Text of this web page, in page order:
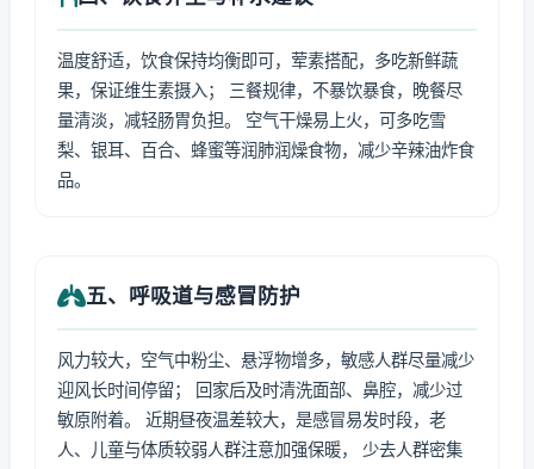
温度舒适，饮食保持均衡即可，荤素搭配，多吃新鲜蔬
果，保证维生素摄入； 三餐规律，不暴饮暴食，晚餐尽
量清淡，减轻肠胃负担。 空气干燥易上火，可多吃雪
梨、银耳、百合、蜂蜜等润肺润燥食物，减少辛辣油炸食
品。
五、呼吸道与感冒防护
风力较大，空气中粉尘、悬浮物增多，敏感人群尽量减少
迎风长时间停留； 回家后及时清洗面部、鼻腔，减少过
敏原附着。 近期昼夜温差较大，是感冒易发时段，老
人、儿童与体质较弱人群注意加强保暖， 少去人群密集